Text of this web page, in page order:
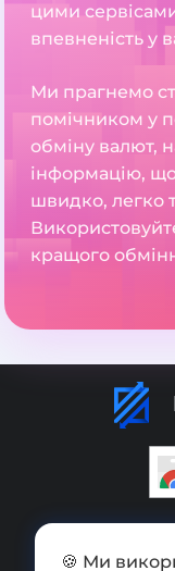
цими
впевненість у
Ми прагнемо
помічником у
обміну валют,
інформацію,
швидко, легко
кращого
🍪 Ми